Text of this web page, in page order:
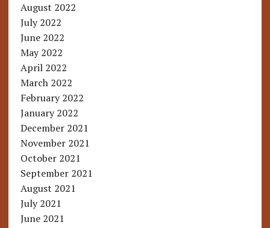
August 2022
July 2022
June 2022
May 2022
April 2022
March 2022
February 2022
January 2022
December 2021
November 2021
October 2021
September 2021
August 2021
July 2021
June 2021